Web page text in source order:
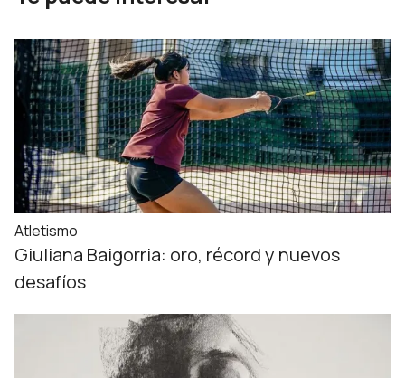
Atletismo
Giuliana Baigorria: oro, récord y nuevos
desafíos